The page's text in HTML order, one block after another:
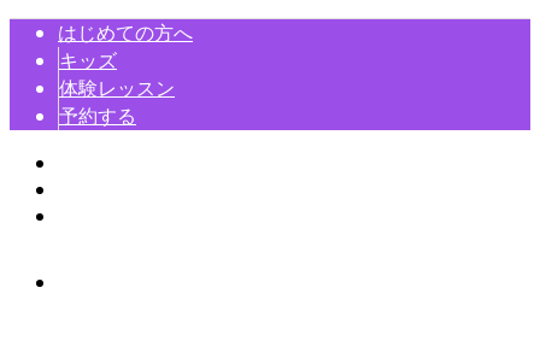
はじめての方へ
キッズ
体験レッスン
予約する